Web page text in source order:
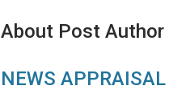
About Post Author
NEWS APPRAISAL